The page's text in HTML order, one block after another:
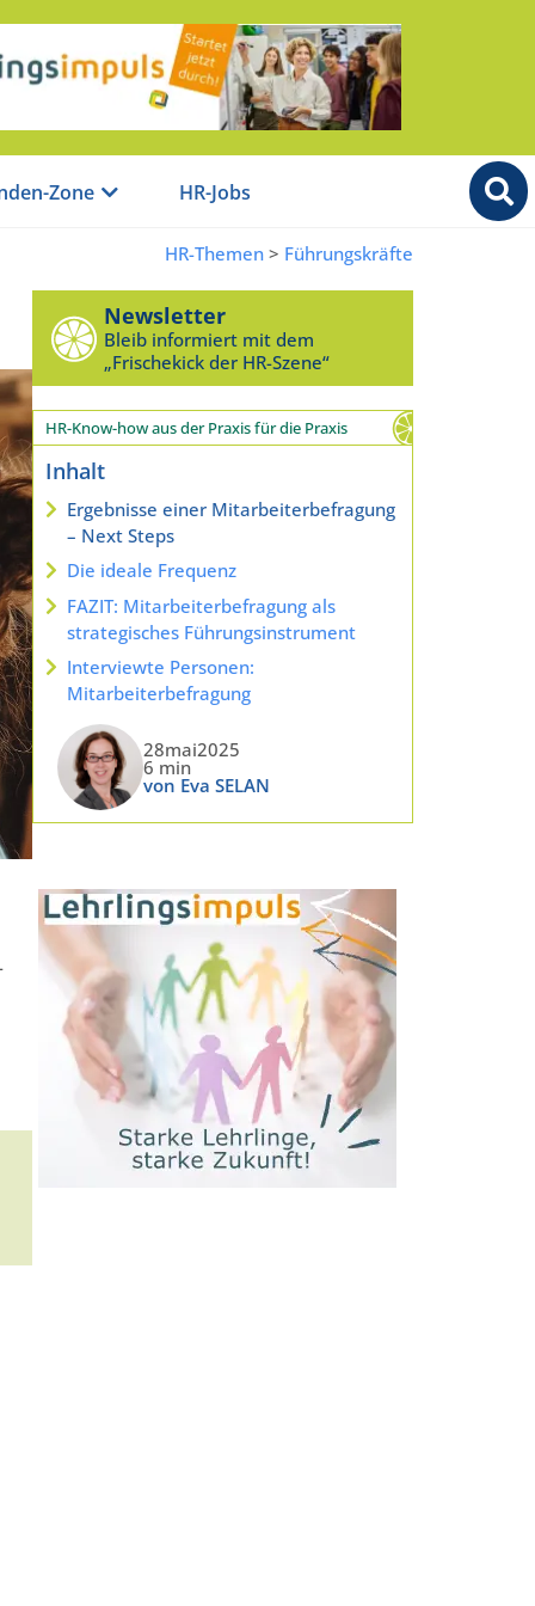
Zone HR-Jobs
HR-Themen > Führungskräfte
Newsletter
Bleib informiert mit dem
„Frischekick der HR-Szene“
HR-Know-how aus der Praxis für die Praxis
Inhalt
Ergebnisse einer Mitarbeiterbefragung
– Next Steps
Die ideale Frequenz
FAZIT: Mitarbeiterbefragung als
strategisches Führungsinstrument
Interviewte Personen:
Mitarbeiterbefragung
28mai2025
6 min
von Eva SELAN